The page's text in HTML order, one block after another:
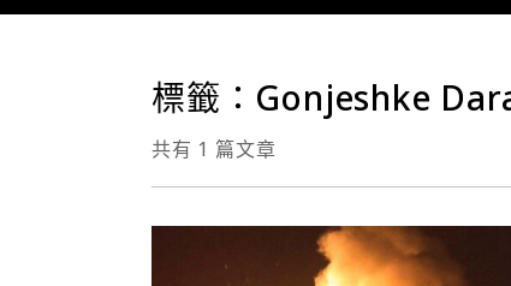
標籤：Gonjeshke
共有 1 篇文章